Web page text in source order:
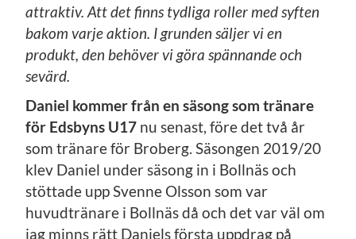
attraktiv. Att det finns tydliga roller med syften
bakom varje aktion. I grunden säljer vi en
produkt, den behöver vi göra spännande och
sevärd.
Daniel kommer från en säsong som tränare
för Edsbyns U17 nu senast, före det två år
som tränare för Broberg. Säsongen 2019/20
klev Daniel under säsong in i Bollnäs och
stöttade upp Svenne Olsson som var
huvudtränare i Bollnäs då och det var väl om
jag minns rätt Daniels första uppdrag på